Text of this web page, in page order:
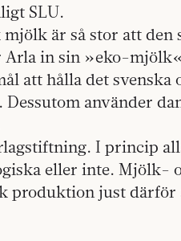
SLU.
är så stor att
in sin »eko-
att hålla det
Dessutom använder
I princip
eller inte. Mjölk-
produktion just därför